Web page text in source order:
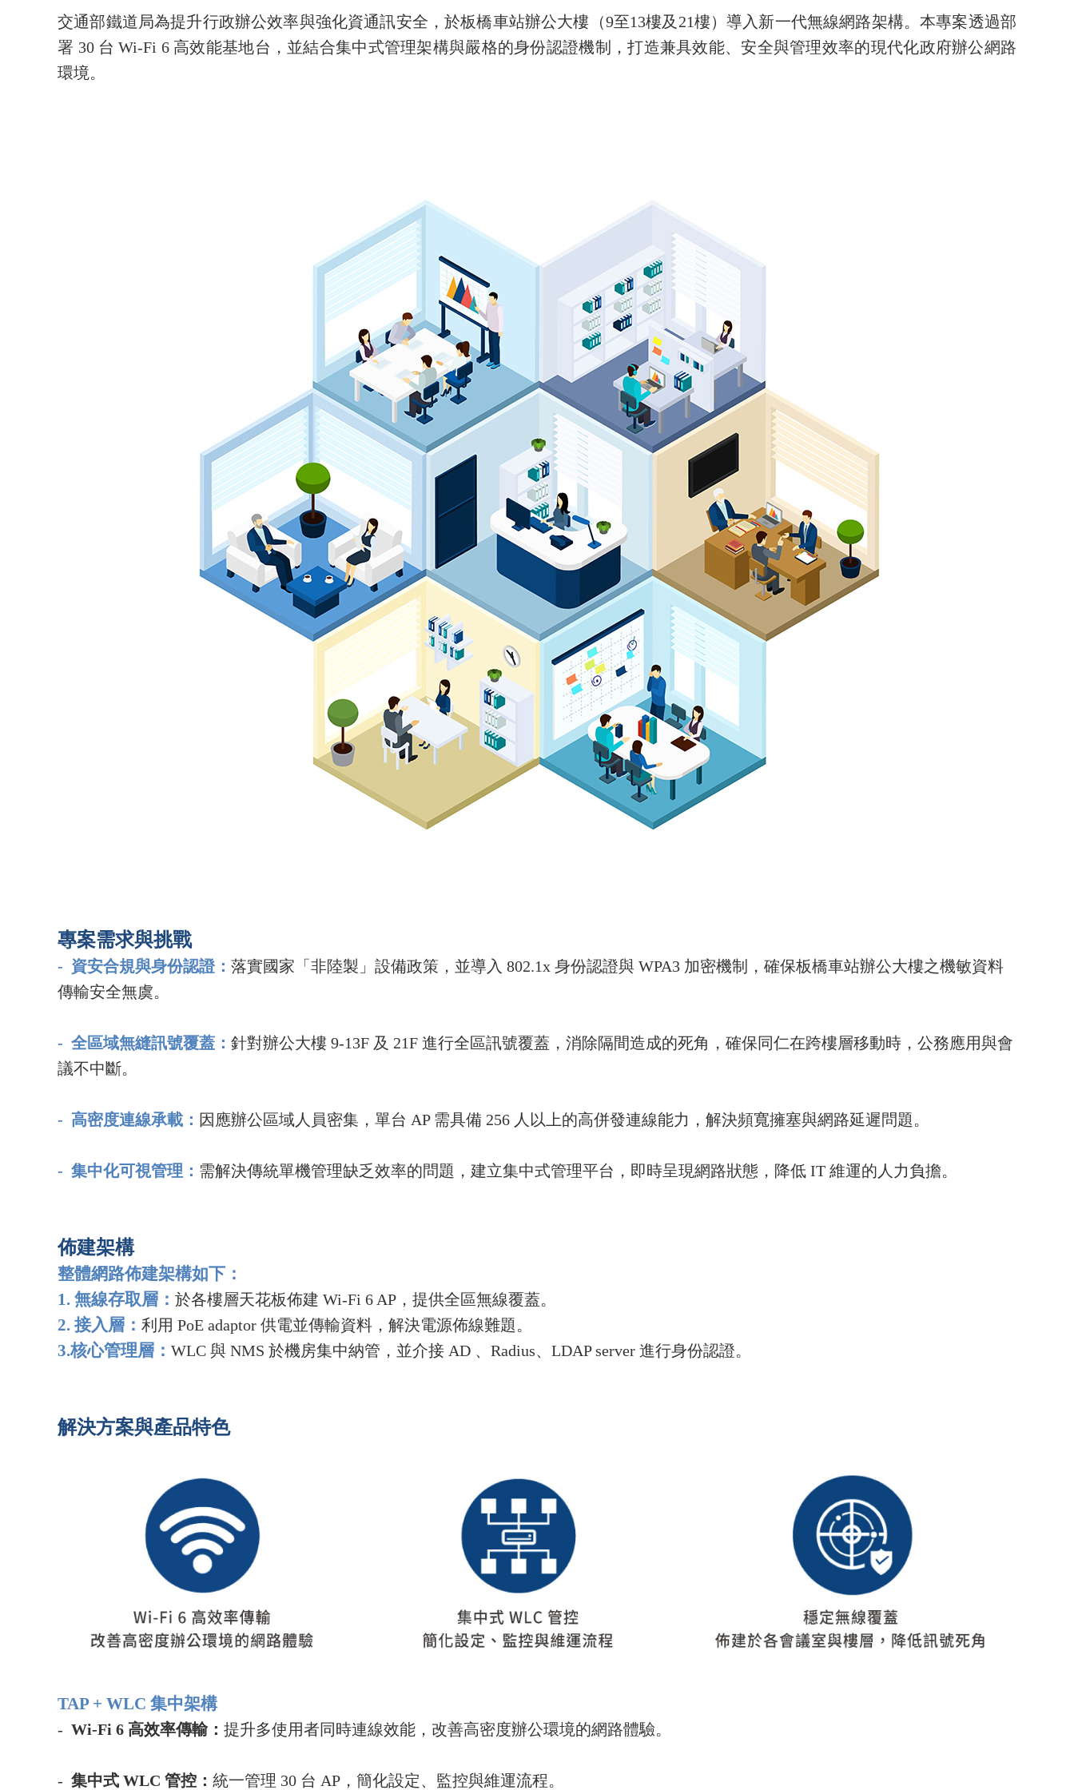
交通部鐵道局為提升行政辦公效率與強化資通訊安全，於板橋車站辦公大樓（9至13樓及21樓）導入新一代無線網路架構。本專案透過部
署 30 台 Wi-Fi 6 高效能基地台，並結合集中式管理架構與嚴格的身份認證機制，打造兼具效能、安全與管理效率的現代化政府辦公網路
環境。
專案需求與挑戰
- 資安合規與身份認證： 落實國家「非陸製」設備政策，並導入 802.1x 身份認證與 WPA3 加密機制，確保板橋車站辦公大樓之機敏資料
傳輸安全無虞。
- 全區域無縫訊號覆蓋： 針對辦公大樓 9-13F 及 21F 進行全區訊號覆蓋，消除隔間造成的死角，確保同仁在跨樓層移動時，公務應用與會
議不中斷。
- 高密度連線承載： 因應辦公區域人員密集，單台 AP 需具備 256 人以上的高併發連線能力，解決頻寬擁塞與網路延遲問題。
- 集中化可視管理： 需解決傳統單機管理缺乏效率的問題，建立集中式管理平台，即時呈現網路狀態，降低 IT 維運的人力負擔。
佈建架構
整體網路佈建架構如下：
1. 無線存取層： 於各樓層天花板佈建 Wi-Fi 6 AP，提供全區無線覆蓋。
2. 接入層： 利用 PoE adaptor 供電並傳輸資料，解決電源佈線難題。
3.核心管理層： WLC 與 NMS 於機房集中納管，並介接 AD 、Radius、LDAP server 進行身份認證。
解決方案與產品特色
TAP + WLC 集中架構
- Wi-Fi 6 高效率傳輸： 提升多使用者同時連線效能，改善高密度辦公環境的網路體驗。
- 集中式 WLC 管控： 統一管理 30 台 AP，簡化設定、監控與維運流程。